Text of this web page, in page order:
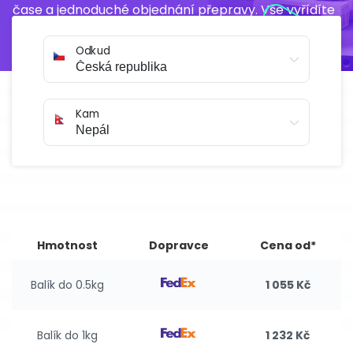
čase a jednoduché objednání přepravy. Vše vyřídíte
Odkud
Kam
Hmotnost Dopravce Cena od*
Balík do 0.5kg 1 055 Kč
Balík do 1kg 1 232 Kč